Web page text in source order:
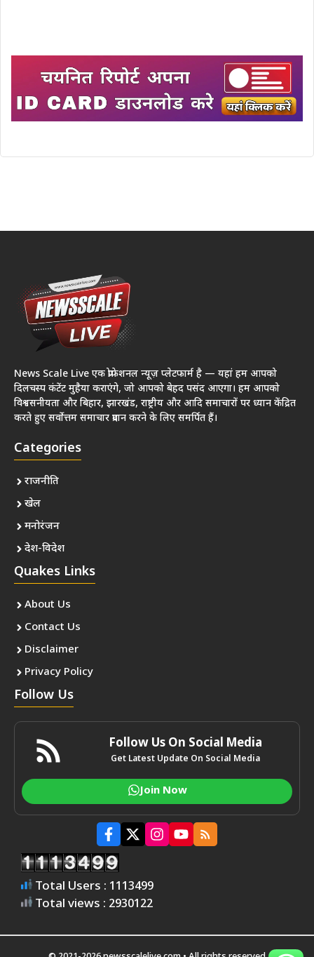
News Scale Live एक प्रोफेशनल न्यूज़ प्लेटफार्म है — यहां हम आपको
दिलचस्प कंटेंट मुहैया कराएंगे, जो आपको बेहद पसंद आएगा। हम आपको
विश्वसनीयता और बिहार, झारखंड, राष्ट्रीय और आदि समाचारों पर ध्यान केंद्रित
करते हुए सर्वोत्तम समाचार प्रदान करने के लिए समर्पित हैं।
Categories
राजनीति
खेल
मनोरंजन
देश-विदेश
Quakes Links
About Us
Contact Us
Disclaimer
Privacy Policy
Follow Us
Follow Us On Social Media
Get Latest Update On Social Media
Join Now
Total Users : 1113499
Total views : 2930122